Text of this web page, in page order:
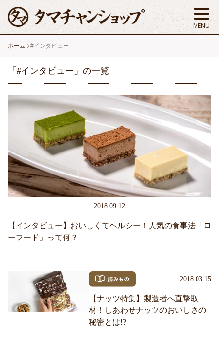
ホーム #インタビュー
「#インタビュー」の一覧
2018.09.12
【インタビュー】おいしくてヘルシー！人気の食事法「ロ
ーフード」って何？
2018.03.15
【ナッツ特集】製造者へ直撃取
材！しあわせナッツのおいしさの
秘密とは!?